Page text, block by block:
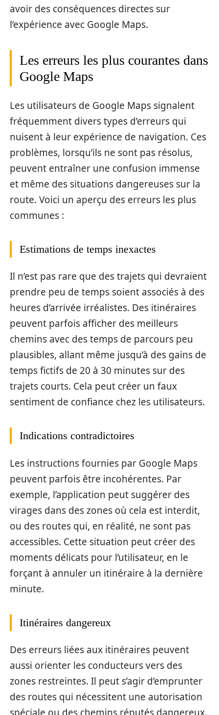
avoir des conséquences directes sur
l’expérience avec Google Maps.
Les erreurs les plus courantes dans
Google Maps
Les utilisateurs de Google Maps signalent
fréquemment divers types d’erreurs qui
nuisent à leur expérience de navigation. Ces
problèmes, lorsqu’ils ne sont pas résolus,
peuvent entraîner une confusion immense
et même des situations dangereuses sur la
route. Voici un aperçu des erreurs les plus
communes :
Estimations de temps inexactes
Il n’est pas rare que des trajets qui devraient
prendre peu de temps soient associés à des
heures d’arrivée irréalistes. Des itinéraires
peuvent parfois afficher des meilleurs
chemins avec des temps de parcours peu
plausibles, allant même jusqu’à des gains de
temps fictifs de 20 à 30 minutes sur des
trajets courts. Cela peut créer un faux
sentiment de confiance chez les utilisateurs.
Indications contradictoires
Les instructions fournies par Google Maps
peuvent parfois être incohérentes. Par
exemple, l’application peut suggérer des
virages dans des zones où cela est interdit,
ou des routes qui, en réalité, ne sont pas
accessibles. Cette situation peut créer des
moments délicats pour l’utilisateur, en le
forçant à annuler un itinéraire à la dernière
minute.
Itinéraires dangereux
Des erreurs liées aux itinéraires peuvent
aussi orienter les conducteurs vers des
zones restreintes. Il peut s’agir d’emprunter
des routes qui nécessitent une autorisation